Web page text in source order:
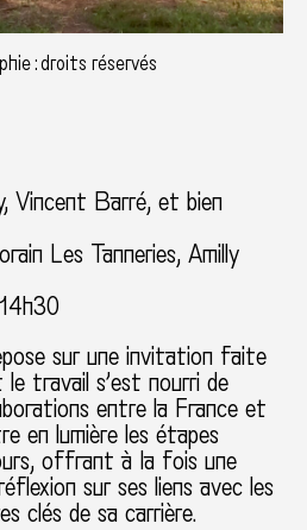
: droits réservés
, Vincent Barré, et bien
Les Tanneries, Amilly
sur une invitation faite
travail s’est nourri de
entre la France et
en lumière les étapes
offrant à la fois une
sur ses liens avec les
clés de sa carrière.